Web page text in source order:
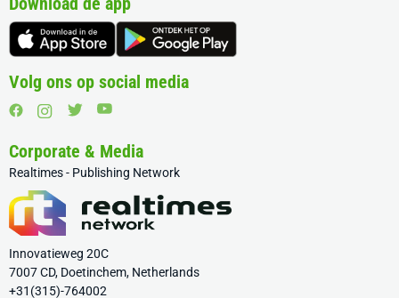
Volg ons op social media
Corporate & Media
Realtimes - Publishing Network
Innovatieweg 20C
7007 CD, Doetinchem, Netherlands
+31(315)-764002